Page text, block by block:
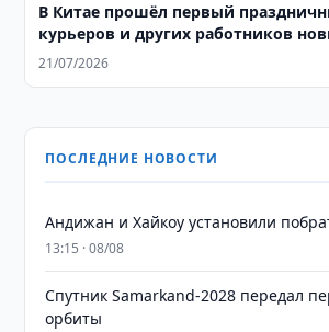
В Китае прошёл первый
курьеров и других работников
занятости
21/07/2026
ПОСЛЕДНИЕ НОВОСТИ
Андижан и Хайкоу установили
13:15 · 08/08
Спутник Samarkand-2028 передал
орбиты